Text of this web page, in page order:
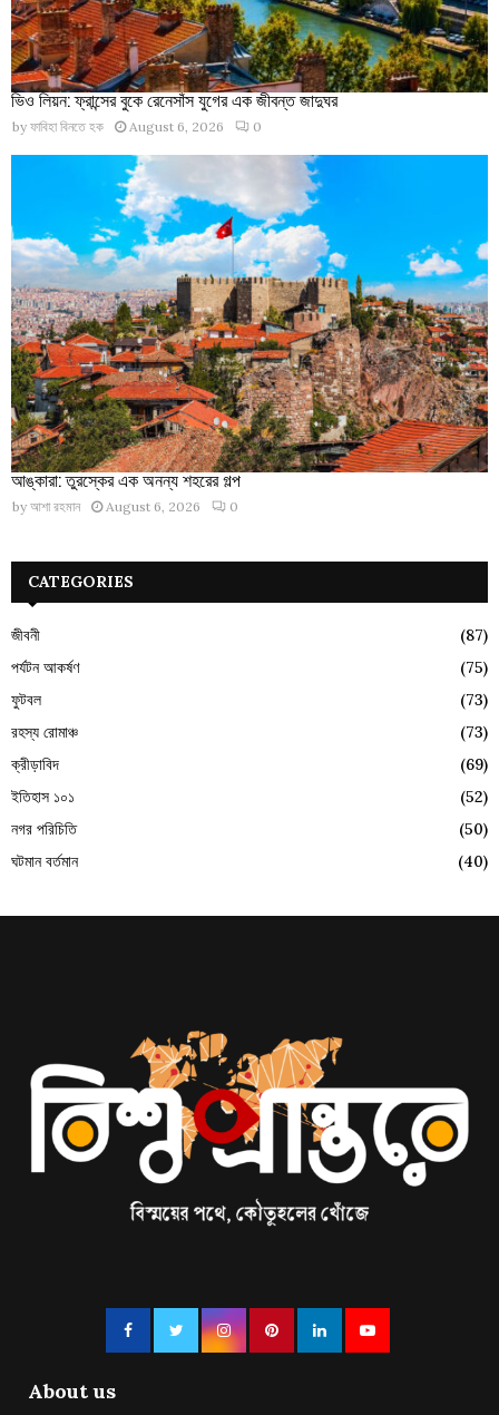
ভিও লিয়ন: ফ্রান্সের বুকে রেনেসাঁস যুগের এক জীবন্ত জাদুঘর
by ফাবিহা বিনতে হক August 6, 2026 0
আঙ্কারা: তুরস্কের এক অনন্য শহরের গল্প
by আশা রহমান August 6, 2026 0
CATEGORIES
জীবনী
(87)
পর্যটন আকর্ষণ
(75)
ফুটবল
(73)
রহস্য রোমাঞ্চ
(73)
ক্রীড়াবিদ
(69)
ইতিহাস ১০১
(52)
নগর পরিচিতি
(50)
ঘটমান বর্তমান
(40)
About us